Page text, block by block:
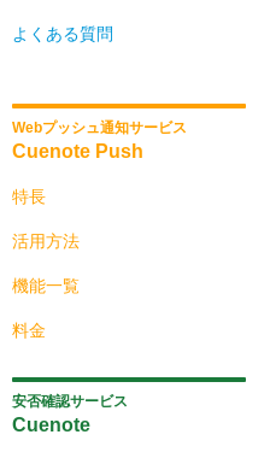
よくある質問
Webプッシュ通知サービス
Cuenote Push
特長
活用方法
機能一覧
料金
安否確認サービス
Cuenote